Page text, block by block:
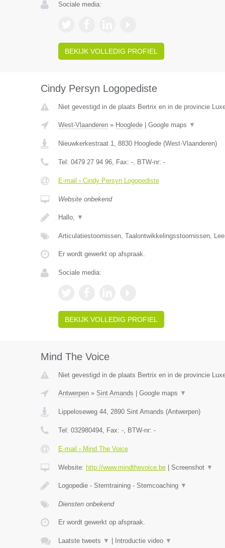
Sociale media:
BEKIJK VOLLEDIG PROFIEL
Cindy Persyn Logopediste
Niet gevestigd in de plaats Bertrix en in de provincie
West-Vlaanderen» Hooglede| Google maps ▼
Nieuwkerkestraat 1, 8830 Hooglede(West-Vlaanderen)
Tel: 0479 27 94 96, Fax: -, BTW-nr: -
E-mail › Cindy Persyn Logopediste
Website onbekend
Hallo, ▼
Articulatiestoornissen, Taalontwikkelingsstoornissen,
Er wordt gewerkt op afspraak.
Sociale media:
BEKIJK VOLLEDIG PROFIEL
Mind The Voice
Niet gevestigd in de plaats Bertrix en in de provincie
Antwerpen» Sint Amands Google maps ▼
Lippeloseweg 44, 2890 Sint Amands (Antwerpen)
Tel: 032980494, Fax: -, BTW-nr: -
E-mail › Mind The Voice
Website: http://www.mindthevoice.be| Screenshot ▼
Logopedie - Stemtraining - Stemcoaching ▼
Diensten onbekend
Er wordt gewerkt op afspraak.
Laatste tweets ▼ Introductie video ▼